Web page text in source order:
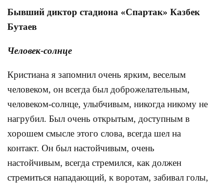
Бывший диктор стадиона «Спартак» Казбек
Бутаев
Человек-солнце
Кристиана я запомнил очень ярким, веселым
человеком, он всегда был доброжелательным,
человеком-солнце, улыбчивым, никогда никому не
нагрубил. Был очень открытым, доступным в
хорошем смысле этого слова, всегда шел на
контакт. Он был настойчивым, очень
настойчивым, всегда стремился, как должен
стремиться нападающий, к воротам, забивал голы,